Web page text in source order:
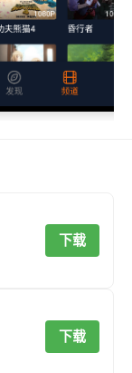
下载
下载